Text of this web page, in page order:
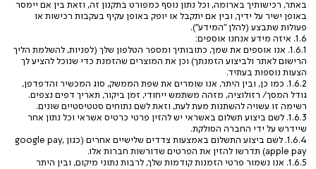
באתר, רכישותיך בארומה, וכל נתון נוסף כמפורט בתקנון זה, וזאת בין אם יימסר
באופן ישיר על ידיך, ובין אם יתקבל או יופק באופן עקיף בעקבות רכישות או
פעולות שתבצע (להלן"המידע").
1.6. איזה מידע אנחנו אוספים:
1.6.1. אנו אוספים את שמך, כתובותיך ומספר הטלפון שלך (לפניות, להשלמת הליך
הרישום לאתר ולביצוע הזמנתך) וכן את המוצרים שהזמנת כדי שנוכל להציע לך
הצעות נוספות בעתיד.
1.6.2. כמו כן, ובין היתר, אנו שומרים את שפת הממשק, סוג המכשיר והדפדפן,
גודל המסך/ רזולוציה, מזהה משתמש ייחודי, זמן ביקור, תאריך דפים נצפים.
רשימה זו עשויה להשתנות מעת לעת, וזאת לשם נתוחים סטטיסטיים שונים.
1.6.3. לשם ביצוע תשלום באשראי יש להזין פרטי כרטיס אשראי וכל נתון אחר
שיידרש על ידי החברה הסולקת.
1.6.4. לשם ביצוע התשלום באמצעות צדדים שלישיים אחרים (כגון google pay,
apple pay) תדרשו להזין את הפרטים שדורשות חברות אלו.
1.6.5. אנו נשמור פרטי הזמנות קודמות שלך, לרבות נתוני מיקום, ובין היתר